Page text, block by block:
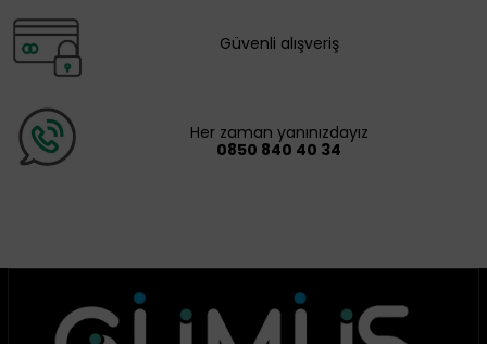
Güvenli alışveriş
Her zaman yanınızdayız
0850 840 40 34